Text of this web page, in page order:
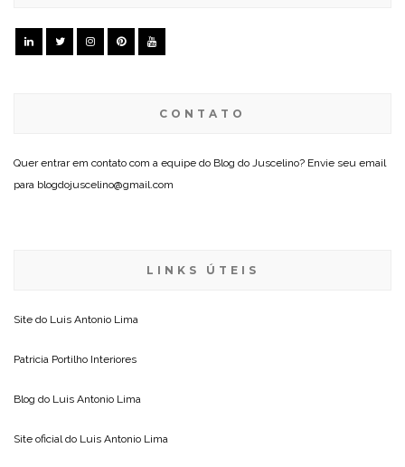
CONTATO
Quer entrar em contato com a equipe do Blog do Juscelino? Envie seu email
para blogdojuscelino@gmail.com
LINKS ÚTEIS
Site do Luis Antonio Lima
Patricia Portilho Interiores
Blog do Luis Antonio Lima
Site oficial do Luis Antonio Lima